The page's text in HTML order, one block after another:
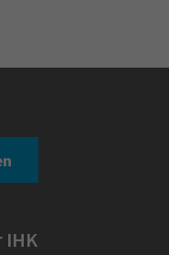
IHK